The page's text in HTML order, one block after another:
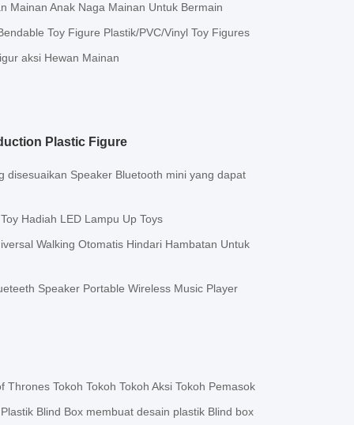
Mainan Anak Naga Mainan Untuk Bermain
Toy Figure Plastik/PVC/Vinyl Toy Figures
aksi Hewan Mainan
Plastic Figure
disesuaikan Speaker Bluetooth mini yang dapat
Hadiah LED Lampu Up Toys
Walking Otomatis Hindari Hambatan Untuk
Speaker Portable Wireless Music Player
Tokoh Tokoh Tokoh Aksi Tokoh Pemasok
Blind Box membuat desain plastik Blind box